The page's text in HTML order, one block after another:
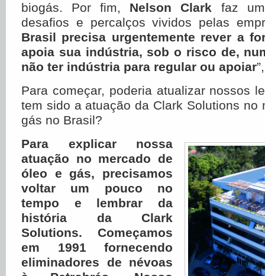
biogás. Por fim, Nelson Clark faz
desafios e percalços vividos pelas
Brasil precisa urgentemente rever a
apoia sua indústria, sob o risco de,
não ter indústria para regular ou apoiar
Para começar, poderia atualizar nossos
tem sido a atuação da Clark Solutions no
gás no Brasil?
Para explicar nossa
atuação no mercado de
óleo e gás, precisamos
voltar um pouco no
tempo e lembrar da
história da Clark
Solutions. Começamos
em 1991 fornecendo
eliminadores de névoas